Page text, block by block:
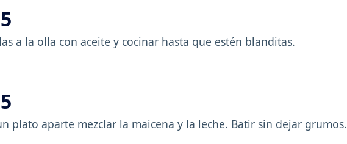
a la olla con aceite y cocinar hasta que estén blanditas.
plato aparte mezclar la maicena y la leche. Batir sin dejar grumos.